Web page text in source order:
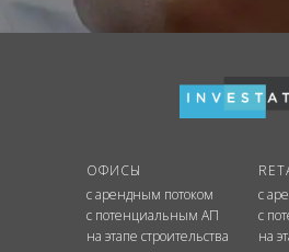
ОФИСЫ
с арендным потоком
с потенциальным АП
на этапе строительства
с
с
на